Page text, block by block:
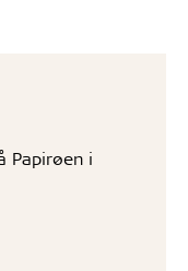
Papirøen i